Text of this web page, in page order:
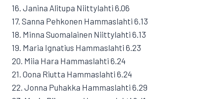
16. Janina Alitupa Niittylahti 6.06
17. Sanna Pehkonen Hammaslahti 6.13
18. Minna Suomalainen Niittylahti 6.13
19. Maria Ignatius Hammaslahti 6.23
20. Miia Hara Hammaslahti 6.24
21. Oona Riutta Hammaslahti 6.24
22. Jonna Puhakka Hammaslahti 6.29